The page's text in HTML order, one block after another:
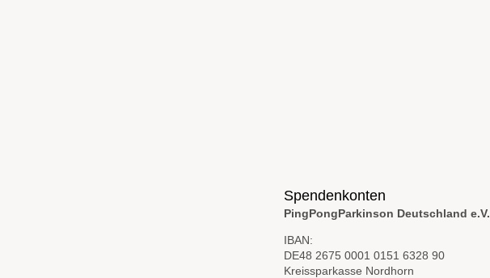
Spendenkonten
PingPongParkinson Deutschland e.V.
IBAN:
DE48 2675 0001 0151 6328 90
Kreissparkasse Nordhorn